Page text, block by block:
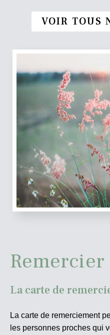
VOIR TOUS
Remercier
La carte de
La carte de remerciement
les personnes proches qui